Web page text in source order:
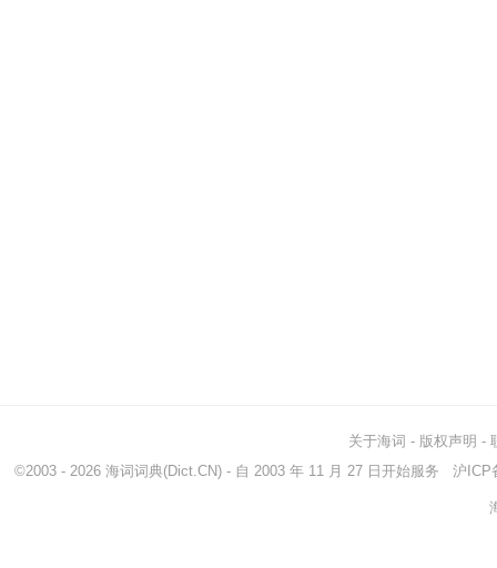
关于海词 - 版权声明 -
©2003 - 2026 海词词典(Dict.CN) - 自 2003 年 11 月 27 日开始服务 沪ICP